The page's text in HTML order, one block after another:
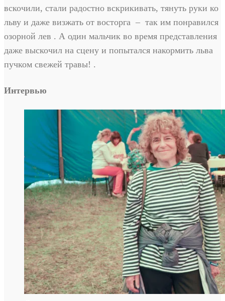
вскочили, стали радостно вскрикивать, тянуть руки ко
льву и даже визжать от восторга – так им понравился
озорной лев . А один мальчик во время представления
даже выскочил на сцену и попытался накормить льва
пучком свежей травы! .
Интервью